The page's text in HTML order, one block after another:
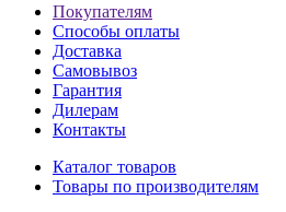
Покупателям
Способы оплаты
Доставка
Самовывоз
Гарантия
Дилерам
Контакты
Каталог товаров
Товары по производителям